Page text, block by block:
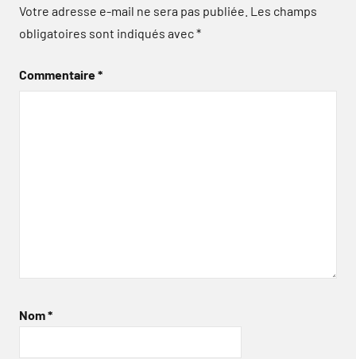
Votre adresse e-mail ne sera pas publiée. Les champs
obligatoires sont indiqués avec*
Commentaire*
Nom*